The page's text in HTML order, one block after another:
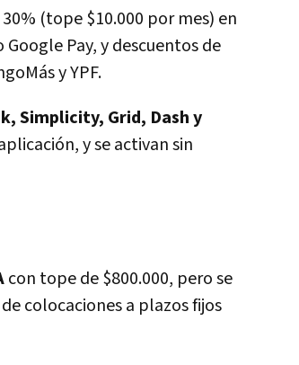
(tope $10.000 por mes) en
Pay, y descuentos de
y YPF.
Simplicity, Grid, Dash y
y se activan sin
con tope de $800.000, pero se
colocaciones a plazos fijos